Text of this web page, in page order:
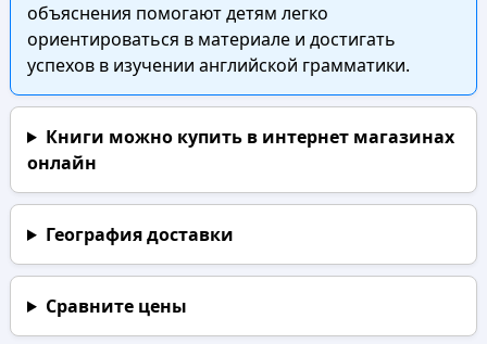
объяснения помогают детям легко
ориентироваться в материале и достигать
успехов в изучении английской грамматики.
Книги можно купить в интернет магазинах
онлайн
География доставки
Сравните цены